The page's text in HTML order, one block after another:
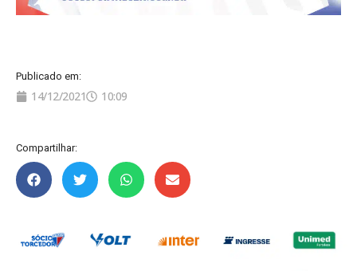
Publicado em:
14/12/2021 10:09
Compartilhar: